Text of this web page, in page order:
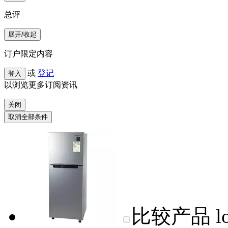
总评
展开/收起
订户限定内容
登入 或 登记
以浏览更多订阅资讯
关闭
取消全部条件
比较产品